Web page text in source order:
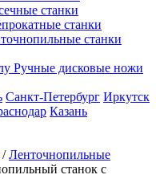
станки
станки
станки
Ручные дисковые ножи
Санкт-Петербург Иркутск
Казань
/Ленточнопильные
станок с